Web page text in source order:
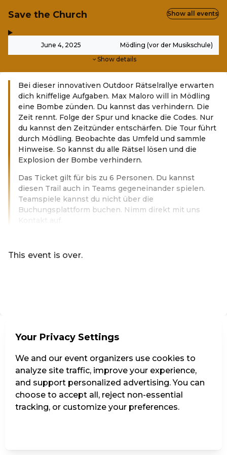
Save the Church
June 4, 2025 Mödling (vor der Musikschule)
Show details
Show all events
Bei dieser innovativen Outdoor Rätselrallye erwarten
dich kniffelige Aufgaben. Max Maloro will in Mödling
eine Bombe zünden. Du kannst das verhindern. Die
Zeit rennt. Folge der Spur und knacke die Codes. Nur
du kannst den Zeitzünder entschärfen. Die Tour führt
durch Mödling. Beobachte das Umfeld und sammle
Hinweise. So kannst du alle Rätsel lösen und die
Explosion der Bombe verhindern.
Das Ticket gilt für bis zu 6 Personen. Du kannst
diesen Trail auch in Teams gegeneinander spielen.
Teamspiele kannst du nicht über die
Buchungsplattform buchen. Nimm direkt mit uns
Kontakt auf.
This event is over.
Your Privacy Settings
We and our event organizers use cookies to
analyze site traffic, improve your experience,
and support personalized advertising. You can
choose to accept all, reject non-essential
tracking, or customize your preferences.